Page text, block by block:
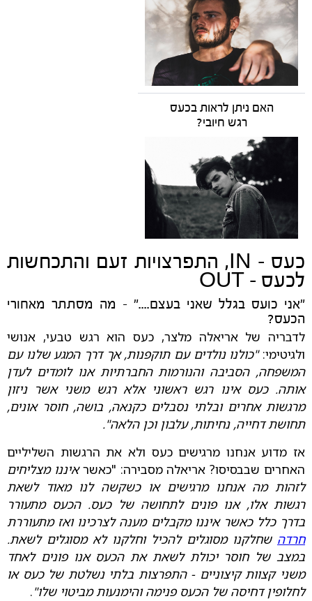
האם ניתן לראות בכעס
רגש חיובי?
כעס - IN, התפרצויות זעם והתכחשות
לכעס - OUT
"אני כועס בגלל שאני בעצם...." - מה מסתתר מאחורי
הכעס?
לדבריה של אריאלה מלצר, כעס הוא רגש טבעי, אנושי
ולגיטימי:"כולנו נולדים עם תוקפנות, אך דרך המגע שלנו עם
המשפחה, הסביבה והנורמות החברתיות אנו לומדים לעדן
אותה. כעס אינו רגש ראשוני אלא רגש משני אשר ניזון
מרגשות אחרים ובלתי נסבלים כקנאה, בושה, חוסר אונים,
תחושת דחייה, נחיתות, עלבון וכן הלאה".
אז מדוע אנחנו מרגישים כעס ולא את הרגשות השליליים
האחרים שבבסיסו? אריאלה מסבירה: "כאשראיננו מצליחים
לזהות מה אנחנו מרגישים או כשקשה לנו מאוד לשאת
רגשות אלו, אנו פונים לתחושה של כעס. הכעס מתעורר
בדרך כלל כאשר איננו מקבלים מענה לצרכינו ואז מתעוררת
חרדה שחלקנו מסוגלים להכיל וחלקנו לא מסוגלים לשאת.
במצב של חוסר יכולת לשאת את הכעס אנו פונים לאחד
משני קצוות קיצוניים - התפרצות בלתי נשלטת של כעס או
לחלופין דחיסה של הכעס פנימה והימנעות מביטוי שלו".